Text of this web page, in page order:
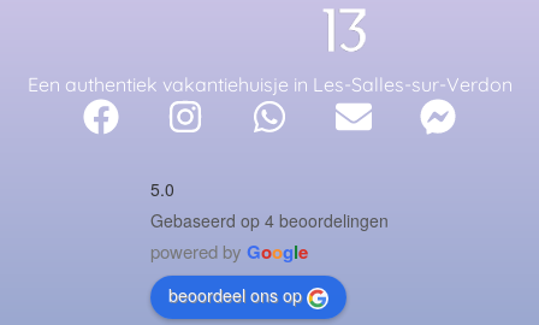
Een authentiek vakantiehuisje in Les-Salles-sur-Verdon
5.0
Gebaseerd op 4 beoordelingen
powered by Google
beoordeel ons op